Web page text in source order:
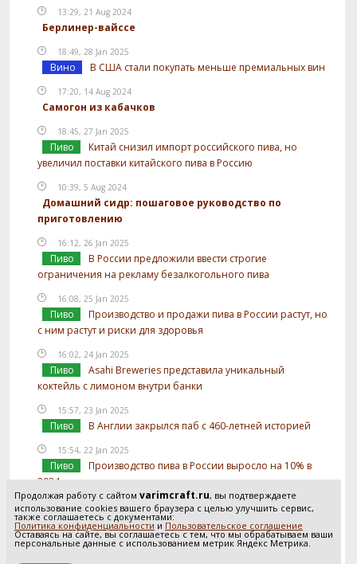
Продолжая работу с сайтом varimcraft.ru, вы подтверждаете
использование cookies вашего браузера с целью улучшить сервис,
также соглашаетесь с документами:
Политика конфиденциальности и Пользовательское соглашение
Оставаясь на сайте, вы соглашаетесь с тем, что мы обрабатываем ваши
персональные данные с использованием метрик Яндекс Метрика.
13:29, 21 Aug 2024
Берлинер-вайссе
18:49, 28 Jan 2025
Вино В США стали покупать меньше премиальных вин
17:20, 14 Aug 2024
Самогон из кабачков
18:45, 27 Jan 2025
Пиво
Китай снизил импорт российского пива, но
увеличил поставки китайского пива в Россию
10:39, 5 Aug 2024
Домашний сидр: пошаговое руководство по
приготовлению
16:12, 26 Jan 2025
Пиво
В России предложили ввести строгие
ограничения на рекламу безалкогольного пива
16:08, 25 Jan 2025
Пиво
Производство и продажи пива в России растут, но
с ним растут и риски для здоровья
16:02, 24 Jan 2025
Пиво
Asahi Breweries представила уникальный
коктейль с лимоном внутри банки
15:57, 23 Jan 2025
Пиво В Англии закрылся паб с 460-летней историей
15:54, 22 Jan 2025
Пиво
Производство пива в России выросло на 10% в
2024 году
15:52, 21 Jan 2025
Пиво
В России предложили отслеживать
использование солода в производстве пива